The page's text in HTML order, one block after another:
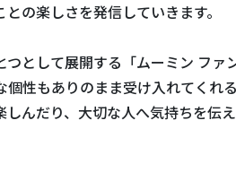
の楽しさを発信していきます。
つとして展開する「ムーミン ファ
個性もありのまま受け入れてくれ
しんだり、大切な人へ気持ちを伝